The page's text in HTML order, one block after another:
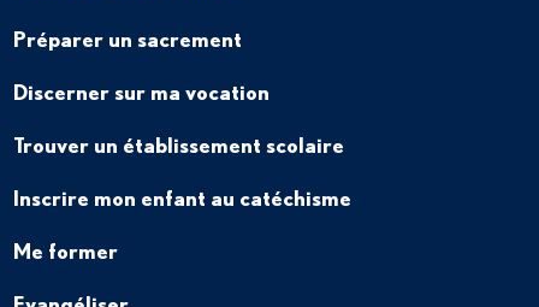
Préparer un sacrement
Discerner sur ma vocation
Trouver un établissement scolaire
Inscrire mon enfant au catéchisme
Me former